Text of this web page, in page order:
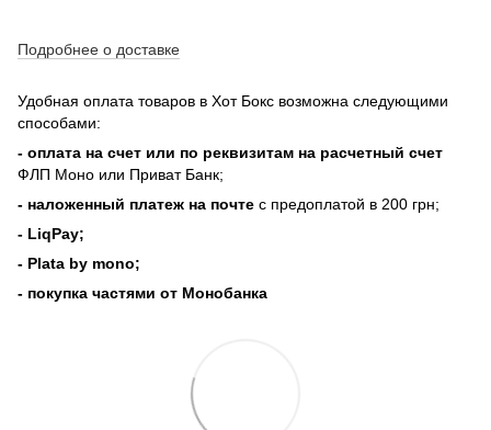
Подробнее о доставке
Удобная оплата товаров в Хот Бокс возможна следующими
способами:
- оплата на счет или по реквизитам на расчетный счет
ФЛП Моно или Приват Банк;
- наложенный платеж на почте с предоплатой в 200 грн;
- LiqPay;
- Plata by mono;
- покупка частями от Монобанка